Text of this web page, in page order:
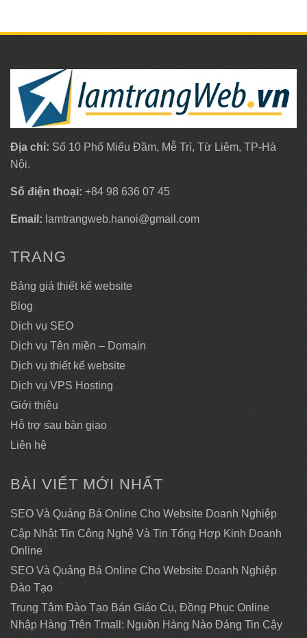
Địa chỉ: Số 10 Phố Miếu Đầm, Mễ Trì, Từ Liêm, TP-Hà
Nội.
Số điện thoại: +84 98 636 07 45
Email: lamtrangweb.hanoi@gmail.com
TRANG
Bảng giá thiết kế website
Blog
Dịch vụ SEO
Dịch vụ Tên miền – Domain
Dịch vụ thiết kế website
Dịch vụ VPS Hosting
Giới thiệu
Hỗ trợ sau bàn giao
Liên hệ
BÀI VIẾT MỚI NHẤT
SEO Và Quảng Bá Online Cho Website Doanh Nghiệp
Cập Nhật Tin Công Nghệ Và Tin Tổng Hợp Kinh Doanh
Online
SEO Và Quảng Bá Online Cho Website Doanh Nghiệp
Đào Tạo
Trung Tâm Đào Tạo Bán Giáo Cụ, Đồng Phục Online
Nhập Hàng Trên Tmall: Nguồn Hàng Nào Đáng Tin Cậy